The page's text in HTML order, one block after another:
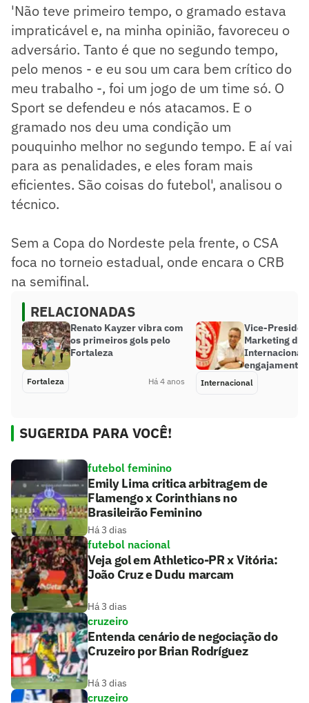
'Não teve primeiro tempo, o gramado estava
impraticável e, na minha opinião, favoreceu o
adversário. Tanto é que no segundo tempo,
pelo menos - e eu sou um cara bem crítico do
meu trabalho -, foi um jogo de um time só. O
Sport se defendeu e nós atacamos. E o
gramado nos deu uma condição um
pouquinho melhor no segundo tempo. E aí vai
para as penalidades, e eles foram mais
eficientes. São coisas do futebol', analisou o
técnico.
Sem a Copa do Nordeste pela frente, o CSA
foca no torneio estadual, onde encara o CRB
na semifinal.
RELACIONADAS
Renato Kayzer vibra com
os primeiros gols pelo
Fortaleza
Fortaleza Há 4 anos
Vice-
Marketing do
Internacional
engajamento
Internacional
SUGERIDA PARA VOCÊ!
futebol feminino
Emily Lima critica arbitragem de
Flamengo x Corinthians no
Brasileirão Feminino
Há 3 dias
futebol nacional
Veja gol em Athletico-PR x Vitória:
João Cruz e Dudu marcam
Há 3 dias
cruzeiro
Entenda cenário de negociação do
Cruzeiro por Brian Rodríguez
Há 3 dias
cruzeiro